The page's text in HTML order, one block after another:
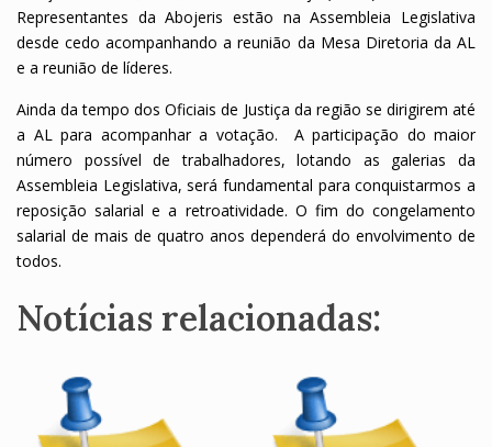
Representantes da Abojeris estão na Assembleia Legislativa
desde cedo acompanhando a reunião da Mesa Diretoria da AL
e a reunião de líderes.
Ainda da tempo dos Oficiais de Justiça da região se dirigirem até
a AL para acompanhar a votação. A participação do maior
número possível de trabalhadores, lotando as galerias da
Assembleia Legislativa, será fundamental para conquistarmos a
reposição salarial e a retroatividade. O fim do congelamento
salarial de mais de quatro anos dependerá do envolvimento de
todos.
Notícias relacionadas: